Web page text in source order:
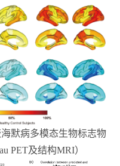
默病多模态生物标志物
PET及结构MRI）